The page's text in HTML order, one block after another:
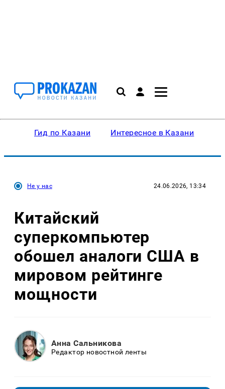
Гид по Казани Интересное в Казани
Не у нас 24.06.2026, 13:34
Китайский
суперкомпьютер
обошел аналоги США в
мировом рейтинге
мощности
Анна Сальникова
Редактор новостной ленты